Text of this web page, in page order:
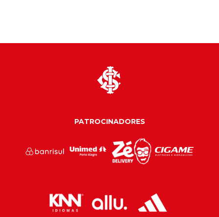
PATROCINADORES